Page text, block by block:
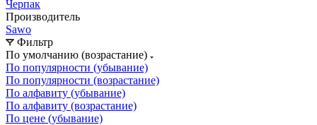
Черпак
Производитель
Sawo
Фильтр
По умолчанию (возрастание)
По популярности (убывание)
По популярности (возрастание)
По алфавиту (убывание)
По алфавиту (возрастание)
По цене (убывание)